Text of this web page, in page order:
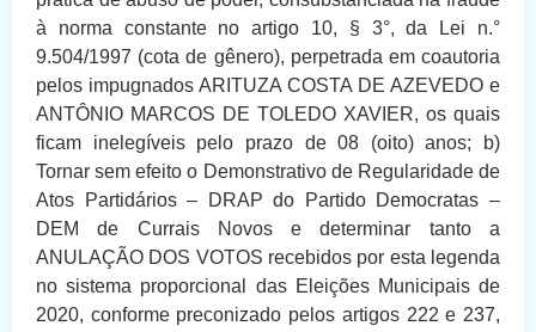
à norma constante no artigo 10, § 3°, da Lei n.°
9.504/1997 (cota de gênero), perpetrada em coautoria
pelos impugnados ARITUZA COSTA DE AZEVEDO e
ANTÔNIO MARCOS DE TOLEDO XAVIER, os quais
ficam inelegíveis pelo prazo de 08 (oito) anos; b)
Tornar sem efeito o Demonstrativo de Regularidade de
Atos Partidários – DRAP do Partido Democratas –
DEM de Currais Novos e determinar tanto a
ANULAÇÃO DOS VOTOS recebidos por esta legenda
no sistema proporcional das Eleições Municipais de
2020, conforme preconizado pelos artigos 222 e 237,